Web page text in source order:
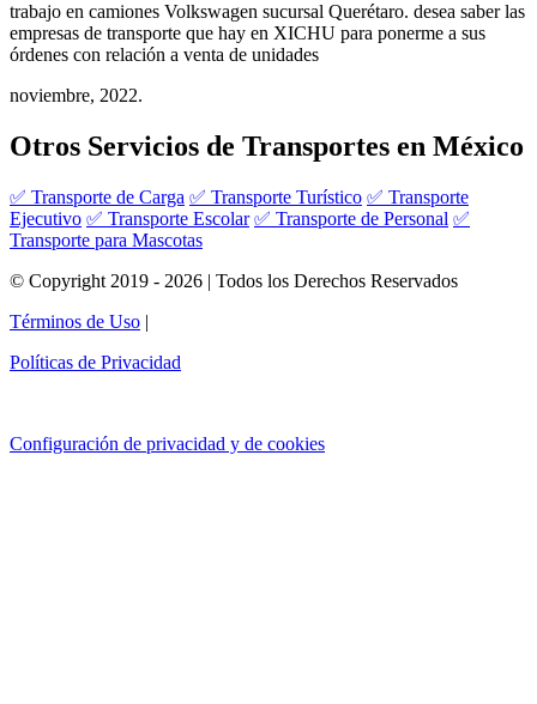
trabajo en camiones Volkswagen sucursal Querétaro. desea saber las
empresas de transporte que hay en XICHU para ponerme a sus
órdenes con relación a venta de unidades
noviembre, 2022.
Otros Servicios de Transportes en México
✅ Transporte de Carga ✅ Transporte Turístico ✅ Transporte
Ejecutivo ✅ Transporte Escolar ✅ Transporte de Personal ✅
Transporte para Mascotas
© Copyright 2019 - 2026 | Todos los Derechos Reservados
Términos de Uso |
Políticas de Privacidad
Configuración de privacidad y de cookies